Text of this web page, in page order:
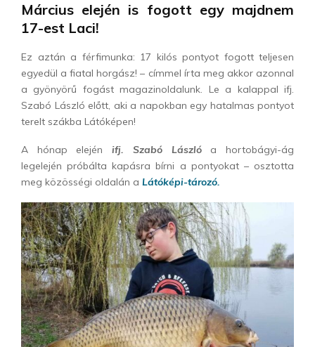
Március elején is fogott egy majdnem
17-est Laci!
Ez aztán a férfimunka: 17 kilós pontyot fogott teljesen
egyedül a fiatal horgász! – címmel írta meg akkor azonnal
a gyönyörű fogást magazinoldalunk. Le a kalappal ifj.
Szabó László előtt, aki a napokban egy hatalmas pontyot
terelt szákba Látóképen!
A hónap elejénifj. Szabó Lászlóa hortobágyi-ág
legelején próbálta kapásra bírni a pontyokat – osztotta
meg közösségi oldalán a Látóképi-tározó.